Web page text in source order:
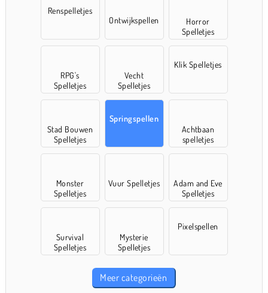
Renspelletjes
Ontwijkspellen
Horror
Spelletjes
RPG's
Spelletjes
Vecht
Spelletjes
Klik Spelletjes
Stad Bouwen
Spelletjes
Springspellen
Achtbaan
spelletjes
Monster
Spelletjes
Vuur Spelletjes
Adam and Eve
Spelletjes
Survival
Spelletjes
Mysterie
Spelletjes
Pixelspellen
Meer categorieën